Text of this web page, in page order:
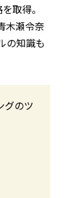
取得。
木瀬令奈
の知識も
グのツ